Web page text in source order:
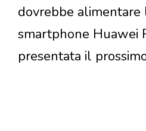
dovrebbe alimentare
smartphone Huawei
presentata il